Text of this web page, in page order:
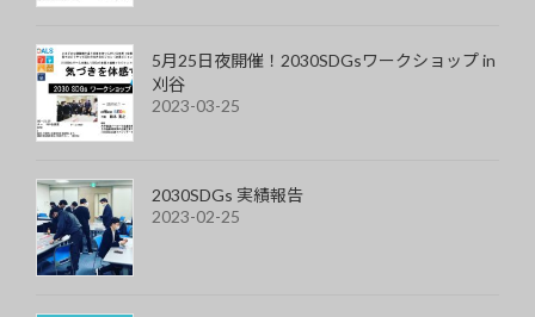
5月25日夜開催！2030SDGsワークショップ in
刈谷
2023-03-25
2030SDGs 実績報告
2023-02-25